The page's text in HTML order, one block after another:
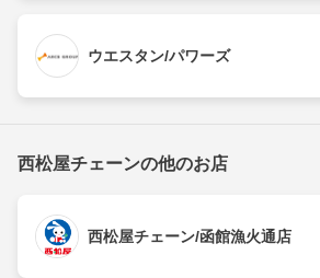
ウエスタン/パワーズ
西松屋チェーンの他のお店
西松屋チェーン/函館漁火通店